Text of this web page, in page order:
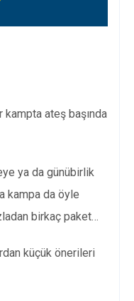
kampta ateş başında
ya da günübirlik
kampa da öyle
birkaç paket…
küçük önerileri